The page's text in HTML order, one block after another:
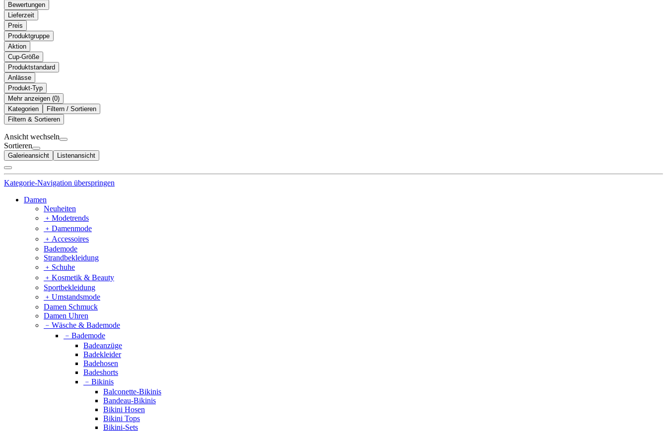
Bewertungen
Lieferzeit
Preis
Produktgruppe
Aktion
Cup-Größe
Produktstandard
Anlässe
Produkt-Typ
Mehr anzeigen ( )
Kategorien
Filtern / Sortieren
Filtern & Sortieren
Ansicht wechseln
Sortieren
Galerieansicht Listenansicht
Kategorie-Navigation überspringen
Damen
Neuheiten
﹢ Modetrends
﹢ Damenmode
﹢ Accessoires
Bademode
Strandbekleidung
﹢ Schuhe
﹢ Kosmetik & Beauty
Sportbekleidung
﹢ Umstandsmode
Damen Schmuck
Damen Uhren
﹣ Wäsche & Bademode
﹣ Bademode
Badeanzüge
Badekleider
Badehosen
Badeshorts
﹣ Bikinis
Balconette-Bikinis
Bandeau-Bikinis
Bikini Hosen
Bikini Tops
Bikini-Sets